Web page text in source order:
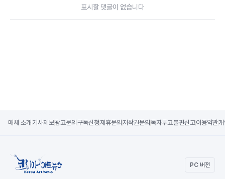
표시할 댓글이 없습니다
매체 소개 기사제보광고문의 구독신청제휴문의 저작권문의 독자투고불편신고이용약관
PC 버전